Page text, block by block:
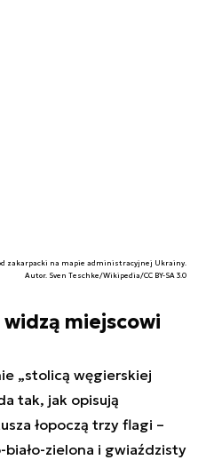
zakarpacki na mapie administracyjnej Ukrainy.
Autor. Sven Teschke/Wikipedia/CC BY-SA 3.0
miejscowi
„stolicą węgierskiej
tak, jak opisują
łopoczą trzy flagi –
zielona i gwiaździsty